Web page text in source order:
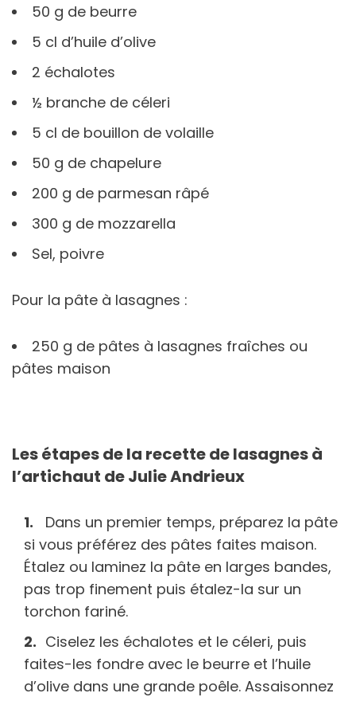
50 g de beurre
5 cl d’huile d’olive
2 échalotes
½ branche de céleri
5 cl de bouillon de volaille
50 g de chapelure
200 g de parmesan râpé
300 g de mozzarella
Sel, poivre
Pour la pâte à lasagnes :
250 g de pâtes à lasagnes fraîches ou
pâtes maison
Les étapes de la recette de lasagnes à
l’artichaut de Julie Andrieux
Dans un premier temps, préparez la pâte
si vous préférez des pâtes faites maison.
Étalez ou laminez la pâte en larges bandes,
pas trop finement puis étalez-la sur un
torchon fariné.
Ciselez les échalotes et le céleri, puis
faites-les fondre avec le beurre et l’huile
d’olive dans une grande poêle. Assaisonnez